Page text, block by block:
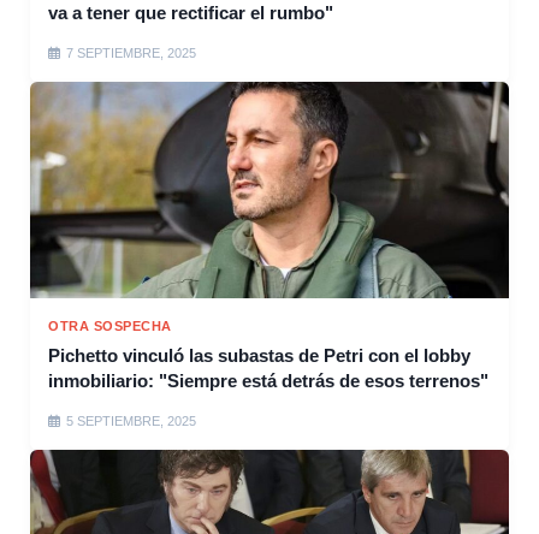
va a tener que rectificar el rumbo"
7 SEPTIEMBRE, 2025
OTRA SOSPECHA
Pichetto vinculó las subastas de Petri con el lobby
inmobiliario: "Siempre está detrás de esos terrenos"
5 SEPTIEMBRE, 2025